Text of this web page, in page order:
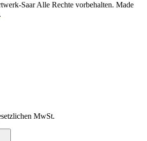
Saar Alle Rechte vorbehalten. Made
.
MwSt.